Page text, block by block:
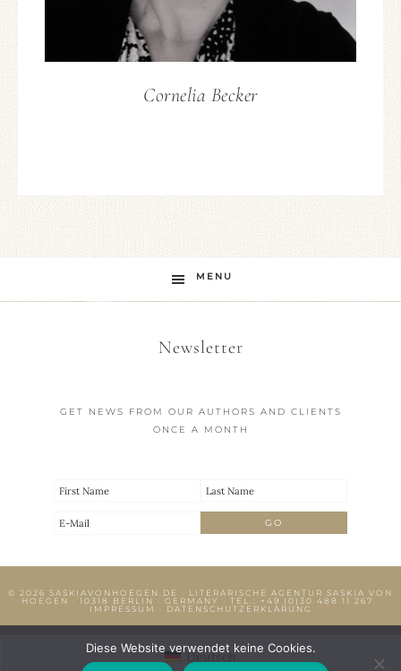
Cornelia Becker
MENU
Newsletter
GET NEWS FROM OUR AUTHORS AND CLIENTS
ONCE A MONTH
© 2026 SASKIAVONHOEGEN.DE
· LITERARISCHE AGENTUR SASKIA VON
HOEGEN · 10318 BERLIN · GERMANY · TEL.:
+49 (0)30 488 11 267
·
IMPRESSUM
· DATENSCHUTZERKLÄRUNG
Deutsch
Diese Website verwendet keine Cookies.